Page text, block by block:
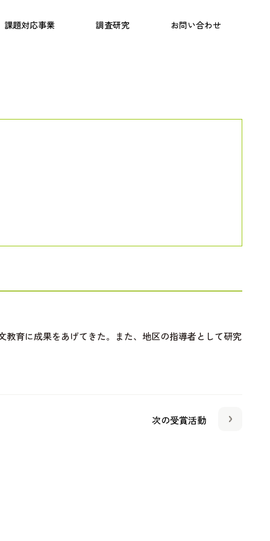
課題対応事業 調査研究 お問い合わせ
プログラム こども研究所
育に成果をあげてきた。また、地区の指導者として研究
次の受賞活動